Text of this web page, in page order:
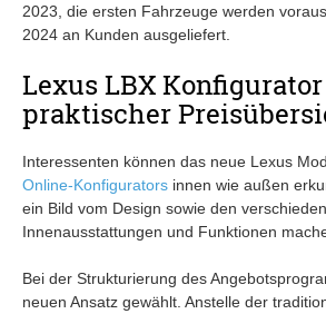
2023, die ersten Fahrzeuge werden
2024 an Kunden ausgeliefert.
Lexus LBX
praktischer
Interessenten können das neue Lexus
Online-Konfigurators innen wie außen
ein Bild vom Design sowie den
Innenausstattungen und Funktionen
Bei der Strukturierung des
neuen Ansatz gewählt. Anstelle der